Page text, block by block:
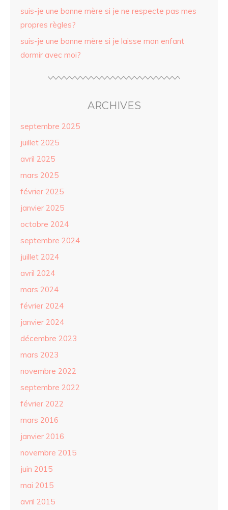
suis-je une bonne mère si je ne respecte pas mes
propres règles?
suis-je une bonne mère si je laisse mon enfant
dormir avec moi?
ARCHIVES
septembre 2025
juillet 2025
avril 2025
mars 2025
février 2025
janvier 2025
octobre 2024
septembre 2024
juillet 2024
avril 2024
mars 2024
février 2024
janvier 2024
décembre 2023
mars 2023
novembre 2022
septembre 2022
février 2022
mars 2016
janvier 2016
novembre 2015
juin 2015
mai 2015
avril 2015